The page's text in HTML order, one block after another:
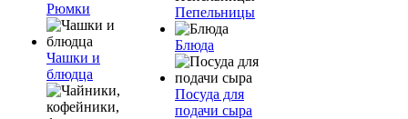
Рюмки
Чашки и
блюдца
Пепельницы
Блюда
Посуда для
подачи сыра